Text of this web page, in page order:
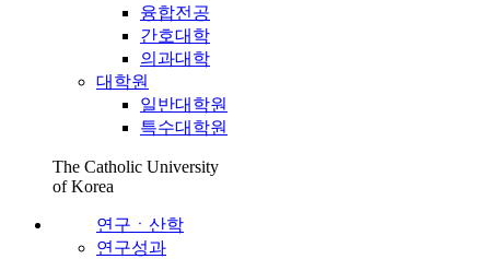
융합전공
간호대학
의과대학
대학원
일반대학원
특수대학원
The Catholic University
of Korea
연구ㆍ산학
연구성과